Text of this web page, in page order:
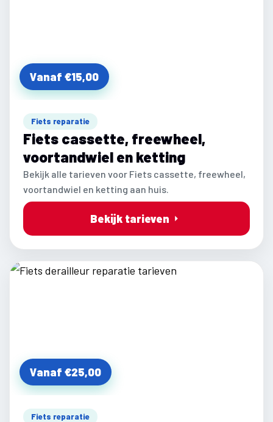
Vanaf €15,00
Fiets reparatie
Fiets cassette, freewheel,
voortandwiel en ketting
Bekijk alle tarieven voor Fiets cassette, freewheel,
voortandwiel en ketting aan huis.
Bekijk tarieven
Vanaf €25,00
Fiets reparatie